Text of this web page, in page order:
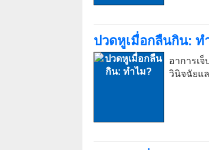
ปวดหูเมื่อกลืนกิน: ท
อาการเ
วินิจฉัยแ